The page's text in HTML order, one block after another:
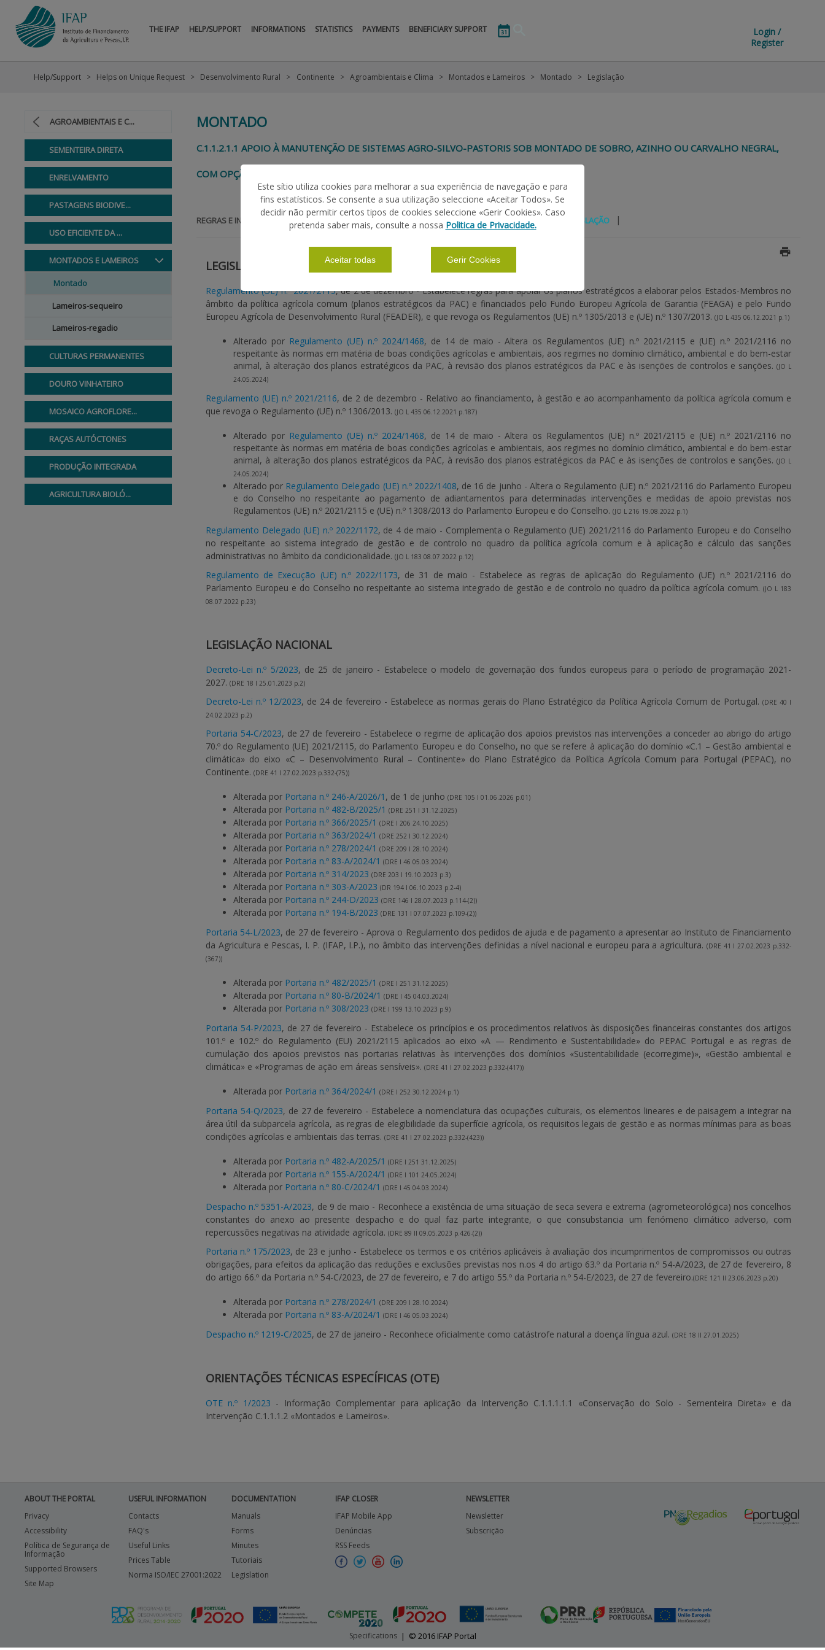
THE IFAP HELP/SUPPORT INFORMATIONS STATISTICS PAYMENTS BENEFICIARY SUPPORT
Login /
Register
AGROAMBIENTAIS E C...
SEMENTEIRA DIRETA
ENRELVAMENTO
PASTAGENS BIODIVE...
USO EFICIENTE DA ...
MONTADOS E LAMEIROS
Montado
Lameiros-sequeiro
Lameiros-regadio
CULTURAS PERMANENTES
DOURO VINHATEIRO
MOSAICO AGROFLORE...
RAÇAS AUTÓCTONES
PRODUÇÃO INTEGRADA
AGRICULTURA BIOLÓ...
Help/Support Helps on Unique Request Desenvolvimento Rural Continente Agroambientais e Clima Montados e Lameiros Montado Legislação
MONTADO
C.1.1.2.1.1 APOIO À MANUTENÇÃO DE SISTEMAS AGRO-SILVO-PASTORIS SOB MONTADO DE SOBRO, AZINHO OU CARVALHO NEGRAL,
COM OPÇÃO DE PROTEÇÃO DA REGENERAÇÃO NATURAL
REGRAS E INFORMAÇÕES BÁSICAS | GRUPOS DE PAGAMENTO | PERGUNTAS FREQUENTES | LEGISLAÇÃO |
LEGISLAÇÃO COMUNITÁRIA
Regulamento (UE) n.º 2021/2115, de 2 de dezembro - Estabelece regras para apoiar os planos estratégicos a elaborar pelos Estados-Membros no
âmbito da política agrícola comum (planos estratégicos da PAC) e financiados pelo Fundo Europeu Agrícola de Garantia (FEAGA) e pelo Fundo
Europeu Agrícola de Desenvolvimento Rural (FEADER), e que revoga os Regulamentos (UE) n.º 1305/2013 e (UE) n.º 1307/2013. (JO L 435 06.12.2021 p.1)
Alterado por Regulamento (UE) n.º 2024/1468, de 14 de maio - Altera os Regulamentos (UE) n.º 2021/2115 e (UE) n.º 2021/2116 no
respeitante às normas em matéria de boas condições agrícolas e ambientais, aos regimes no domínio climático, ambiental e do bem-estar
animal, à alteração dos planos estratégicos da PAC, à revisão dos planos estratégicos da PAC e às isenções de controlos e sanções.(JO L
24.05.2024)
Regulamento (UE) n.º 2021/2116, de 2 de dezembro - Relativo ao financiamento, à gestão e ao acompanhamento da política agrícola comum e
que revoga o Regulamento (UE) n.º 1306/2013. (JO L 435 06.12.2021 p.187)
Alterado por Regulamento (UE) n.º 2024/1468, de 14 de maio - Altera os Regulamentos (UE) n.º 2021/2115 e (UE) n.º 2021/2116 no
respeitante às normas em matéria de boas condições agrícolas e ambientais, aos regimes no domínio climático, ambiental e do bem-estar
animal, à alteração dos planos estratégicos da PAC, à revisão dos planos estratégicos da PAC e às isenções de controlos e sanções.(JO L
24.05.2024)
Alterado por Regulamento Delegado (UE) n.º 2022/1408, de 16 de junho - Altera o Regulamento (UE) n.º 2021/2116 do Parlamento Europeu
e do Conselho no respeitante ao pagamento de adiantamentos para determinadas intervenções e medidas de apoio previstas nos
Regulamentos (UE) n.º 2021/2115 e (UE) n.º 1308/2013 do Parlamento Europeu e do Conselho. (JO L 216 19.08.2022 p.1)
Regulamento Delegado (UE) n.º 2022/1172, de 4 de maio - Complementa o Regulamento (UE) 2021/2116 do Parlamento Europeu e do Conselho
no respeitante ao sistema integrado de gestão e de controlo no quadro da política agrícola comum e à aplicação e cálculo das sanções
administrativas no âmbito da condicionalidade. (JO L 183 08.07.2022 p.12)
Regulamento de Execução (UE) n.º 2022/1173, de 31 de maio - Estabelece as regras de aplicação do Regulamento (UE) n.º 2021/2116 do
Parlamento Europeu e do Conselho no respeitante ao sistema integrado de gestão e de controlo no quadro da política agrícola comum.(JO L 183
08.07.2022 p.23)
LEGISLAÇÃO NACIONAL
Decreto-Lei n.º 5/2023, de 25 de janeiro - Estabelece o modelo de governação dos fundos europeus para o período de programação 2021-
2027. (DRE 18 I 25.01.2023 p.2)
Decreto-Lei n.º 12/2023, de 24 de fevereiro - Estabelece as normas gerais do Plano Estratégico da Política Agrícola Comum de Portugal.(DRE 40 I
24.02.2023 p.2)
Portaria 54-C/2023, de 27 de fevereiro - Estabelece o regime de aplicação dos apoios previstos nas intervenções a conceder ao abrigo do artigo
70.º do Regulamento (UE) 2021/2115, do Parlamento Europeu e do Conselho, no que se refere à aplicação do domínio «C.1 – Gestão ambiental e
climática» do eixo «C – Desenvolvimento Rural – Continente» do Plano Estratégico da Política Agrícola Comum para Portugal (PEPAC), no
Continente. (DRE 41 I 27.02.2023 p.332-(75))
Alterada por Portaria n.º 246-A/2026/1 , de 1 de junho (DRE 105 I 01.06.2026 p.01)
Alterada por Portaria n.º 482-B/2025/1 (DRE 251 I 31.12.2025)
Alterada por Portaria n.º 366/2025/1 (DRE I 206 24.10.2025)
Alterada por Portaria n.º 363/2024/1 (DRE 252 I 30.12.2024)
Alterada por Portaria n.º 278/2024/1 (DRE 209 I 28.10.2024)
Alterada por Portaria n.º 83-A/2024/1 (DRE I 46 05.03.2024)
Alterada por Portaria n.º 314/2023 (DRE 203 I 19.10.2023 p.3)
Alterada por Portaria n.º 303-A/2023 (DR 194 I 06.10.2023 p.2-4)
Alterada por Portaria n.º 244-D/2023 (DRE 146 I 28.07.2023 p.114-(2))
Alterada por Portaria n.º 194-B/2023 (DRE 131 I 07.07.2023 p.109-(2))
Portaria 54-L/2023, de 27 de fevereiro - Aprova o Regulamento dos pedidos de ajuda e de pagamento a apresentar ao Instituto de Financiamento
da Agricultura e Pescas, I. P. (IFAP, I.P.), no âmbito das intervenções definidas a nível nacional e europeu para a agricultura. (DRE 41 I 27.02.2023 p.332-
(367))
Alterada por Portaria n.º 482/2025/1 (DRE I 251 31.12.2025)
Alterada por Portaria n.º 80-B/2024/1 (DRE I 45 04.03.2024)
Alterada por Portaria n.º 308/2023 (DRE I 199 13.10.2023 p.9)
Portaria 54-P/2023, de 27 de fevereiro - Estabelece os princípios e os procedimentos relativos às disposições financeiras constantes dos artigos
101.º e 102.º do Regulamento (EU) 2021/2115 aplicados ao eixo «A — Rendimento e Sustentabilidade» do PEPAC Portugal e as regras de
cumulação dos apoios previstos nas portarias relativas às intervenções dos domínios «Sustentabilidade (ecorregime)», «Gestão ambiental e
climática» e «Programas de ação em áreas sensíveis». (DRE 41 I 27.02.2023 p.332-(417))
Alterada por Portaria n.º 364/2024/1 (DRE I 252 30.12.2024 p.1)
Portaria 54-Q/2023, de 27 de fevereiro - Estabelece a nomenclatura das ocupações culturais, os elementos lineares e de paisagem a integrar na
área útil da subparcela agrícola, as regras de elegibilidade da superfície agrícola, os requisitos legais de gestão e as normas mínimas para as boas
condições agrícolas e ambientais das terras. (DRE 41 I 27.02.2023 p.332-(423))
Alterada por Portaria n.º 482-A/2025/1 (DRE I 251 31.12.2025)
Alterada por Portaria n.º 155-A/2024/1 (DRE I 101 24.05.2024)
Alterada por Portaria n.º 80-C/2024/1 (DRE I 45 04.03.2024)
Despacho n.º 5351-A/2023, de 9 de maio - Reconhece a existência de uma situação de seca severa e extrema (agrometeorológica) nos concelhos
constantes do anexo ao presente despacho e do qual faz parte integrante, o que consubstancia um fenómeno climático adverso, com
repercussões negativas na atividade agrícola. (DRE 89 II 09.05.2023 p.426-(2))
Portaria n.º 175/2023, de 23 e junho - Estabelece os termos e os critérios aplicáveis à avaliação dos incumprimentos de compromissos ou outras
obrigações, para efeitos da aplicação das reduções e exclusões previstas nos n.os 4 do artigo 63.º da Portaria n.º 54-A/2023, de 27 de fevereiro, 8
do artigo 66.º da Portaria n.º 54-C/2023, de 27 de fevereiro, e 7 do artigo 55.º da Portaria n.º 54-E/2023, de 27 de fevereiro.(DRE 121 II 23.06.2023 p.20)
Alterada por Portaria n.º 278/2024/1 (DRE 209 I 28.10.2024)
Alterada por Portaria n.º 83-A/2024/1 (DRE I 46 05.03.2024)
Despacho n.º 1219-C/2025, de 27 de janeiro - Reconhece oficialmente como catástrofe natural a doença língua azul. (DRE 18 II 27.01.2025)
ORIENTAÇÕES TÉCNICAS ESPECÍFICAS (OTE)
OTE n.º 1/2023 - Informação Complementar para aplicação da Intervenção C.1.1.1.1.1 «Conservação do Solo - Sementeira Direta» e da
Intervenção C.1.1.1.2 «Montados e Lameiros».
ABOUT THE PORTAL
Privacy
Accessibility
Política de Segurança de
Informação
Supported Browsers
Site Map
USEFUL INFORMATION
Contacts
FAQ's
Useful Links
Prices Table
Norma ISO/IEC 27001:2022
DOCUMENTATION
Manuals
Forms
Minutes
Tutoriais
Legislation
IFAP CLOSER
IFAP Mobile App
Denúncias
RSS Feeds
NEWSLETTER
Newsletter
Subscrição
Specifications| © 2016 IFAP Portal
Este sítio utiliza cookies para melhorar a sua experiência de navegação e para
fins estatísticos. Se consente a sua utilização seleccione «Aceitar Todos». Se
decidir não permitir certos tipos de cookies seleccione «Gerir Cookies». Caso
pretenda saber mais, consulte a nossa Politica de Privacidade.
Aceitar todas Gerir Cookies